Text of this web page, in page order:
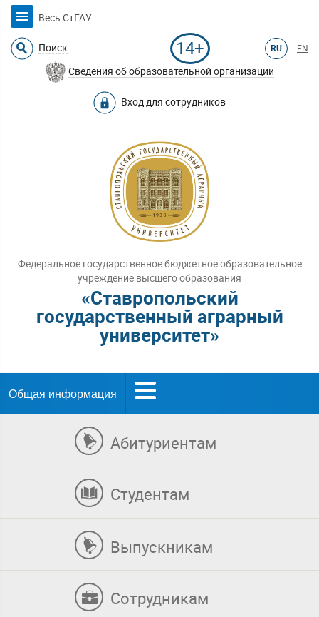
Весь СтГАУ
Поиск 14+ RU EN
Сведения об образовательной организации
Вход для сотрудников
Федеральное государственное бюджетное образовательное
учреждение высшего образования
«Ставропольский
государственный аграрный
университет»
Общая информация
Абитуриентам
Студентам
Выпускникам
Сотрудникам